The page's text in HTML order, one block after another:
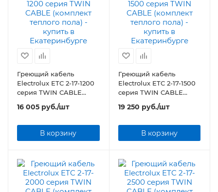
Греющий кабель
Electrolux ETC 2-17-1200
серия TWIN CABLE
(комплект теплого пола)
16 005 руб./шт
В корзину
Греющий кабель
Electrolux ETC 2-17-1500
серия TWIN CABLE
(комплект теплого пола)
19 250 руб./шт
В корзину